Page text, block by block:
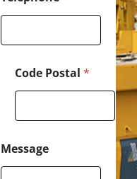
Code Postal *
Message